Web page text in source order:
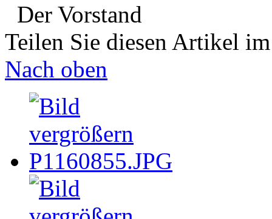
Der Vorstand
Teilen Sie diesen Artikel
Nach oben